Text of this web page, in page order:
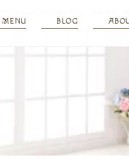
MENU BLOG